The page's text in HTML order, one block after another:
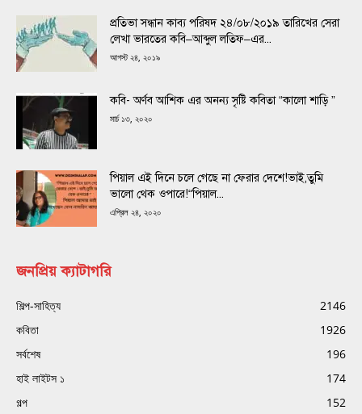
প্রতিভা সন্ধান কাব্য পরিষদ ২৪/০৮/২০১৯ তারিখের সেরা
লেখা ভারতের কবি–আব্দুল লতিফ–এর...
আগস্ট ২৪, ২০১৯
কবি- অর্ণব আশিক এর অনন্য সৃষ্টি কবিতা “কালো শাড়ি ”
মার্চ ১৩, ২০২০
পিয়াল এই দিনে চলে গেছে না ফেরার দেশে!ভাই,তুমি
ভালো থেক ওপারে!“পিয়াল...
এপ্রিল ২৪, ২০২০
জনপ্রিয় ক্যাটাগরি
শিল্প-সাহিত্য
2146
কবিতা
1926
সর্বশেষ
196
হাই লাইটস ১
174
গল্প
152